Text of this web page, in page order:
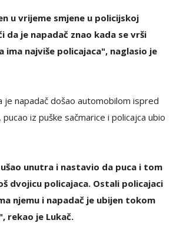
u vrijeme smjene u policijskoj
da je napadač znao kada se vrši
ima najviše policajaca", naglasio je
napadač došao automobilom ispred
iz puške sačmarice i policajca ubio
unutra i nastavio da puca i tom
dvojicu policajaca. Ostali policajaci
njemu i napadač je ubijen tokom
rekao je Lukač.